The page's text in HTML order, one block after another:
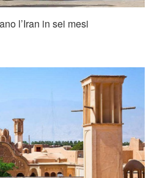
l’Iran in sei mesi